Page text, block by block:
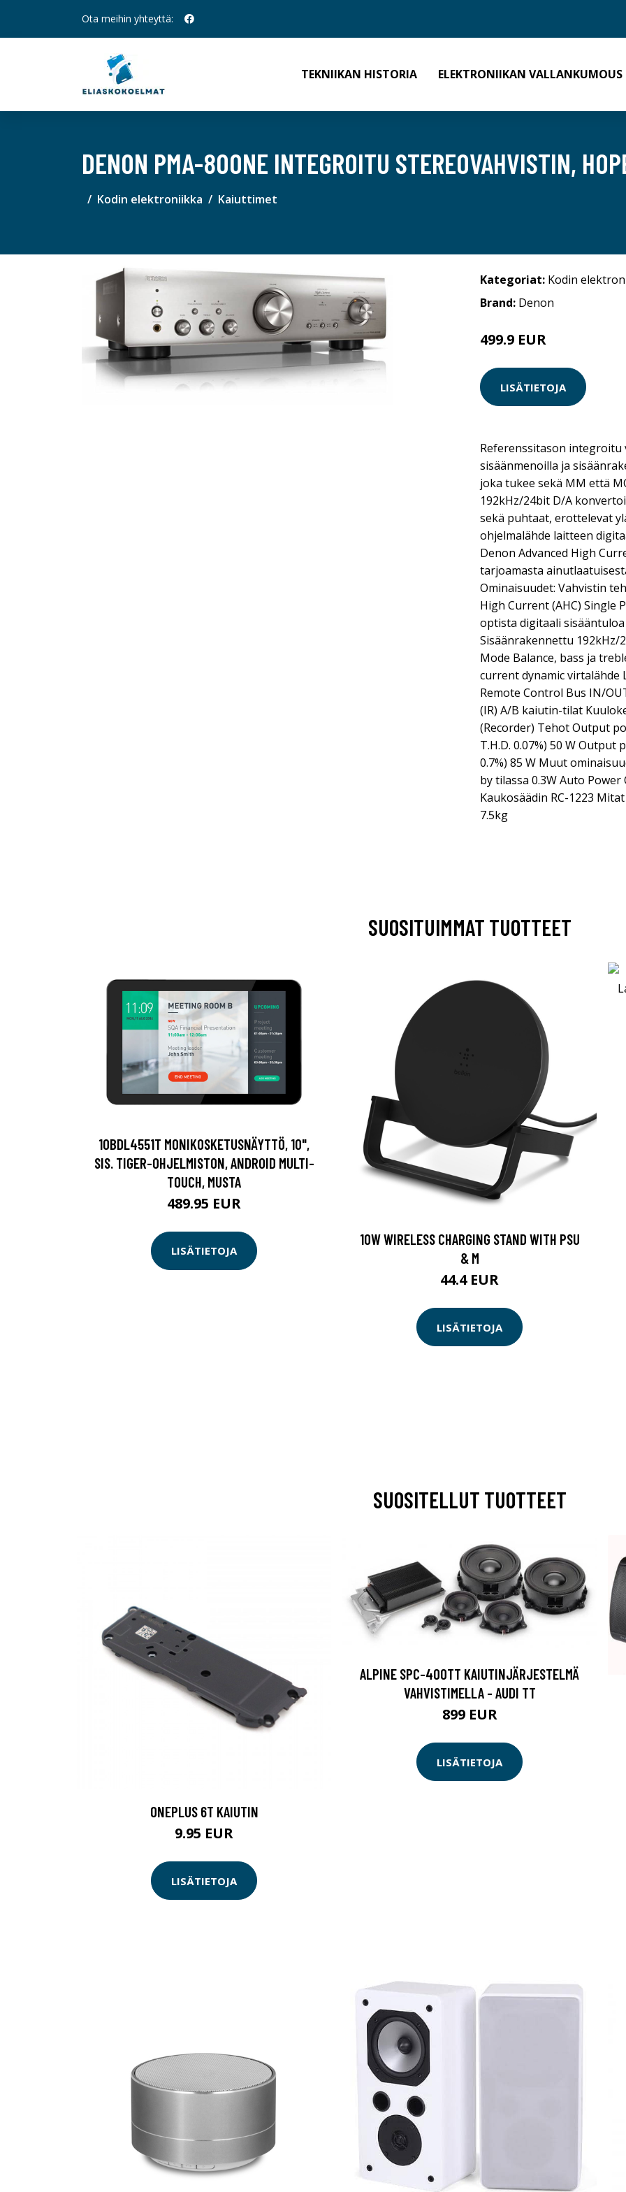
Ota meihin yhteyttä:
TEKNIIKAN HISTORIA ELEKTRONIIKAN VALLANKUMOUS
DENON PMA-800NE INTEGROITU STEREOVAHVISTIN,
Kodin elektroniikka Kaiuttimet
Kategoriat: Kodin
Brand: Denon
499.9 EUR
LISÄTIETOJA
Referenssitason integroitu
sisäänmenoilla ja
joka tukee sekä MM että
192kHz/24bit D/A
sekä puhtaat, erottelevat
ohjelmalähde laitteen
Denon Advanced High
tarjoamasta
Ominaisuudet: Vahvistin
High Current (AHC) Single
optista digitaali
Sisäänrakennettu
Mode Balance, bass ja
current dynamic virtalähde
Remote Control Bus IN/
(IR) A/B kaiutin-tilat
(Recorder) Tehot Output
T.H.D. 0.07%) 50 W Output
0.7%) 85 W Muut
by tilassa 0.3W Auto
Kaukosäädin RC-1223
7.5kg
SUOSITUIMMAT TUOTTEET
10BDL4551T MONIKOSKETUSNÄYTTÖ, 10",
SIS. TIGER-OHJELMISTON, ANDROID MULTI-
TOUCH, MUSTA
489.95 EUR
LISÄTIETOJA
10W WIRELESS CHARGING STAND WITH PSU
& M
44.4 EUR
LISÄTIETOJA
SUOSITELLUT TUOTTEET
ONEPLUS 6T KAIUTIN
9.95 EUR
LISÄTIETOJA
ALPINE SPC-400TT KAIUTINJÄRJESTELMÄ
VAHVISTIMELLA - AUDI TT
899 EUR
LISÄTIETOJA